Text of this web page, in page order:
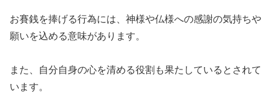
お賽銭を捧げる行為には、神様や仏様への感謝の気持ちや
願いを込める意味があります。
また、自分自身の心を清める役割も果たしているとされて
います。